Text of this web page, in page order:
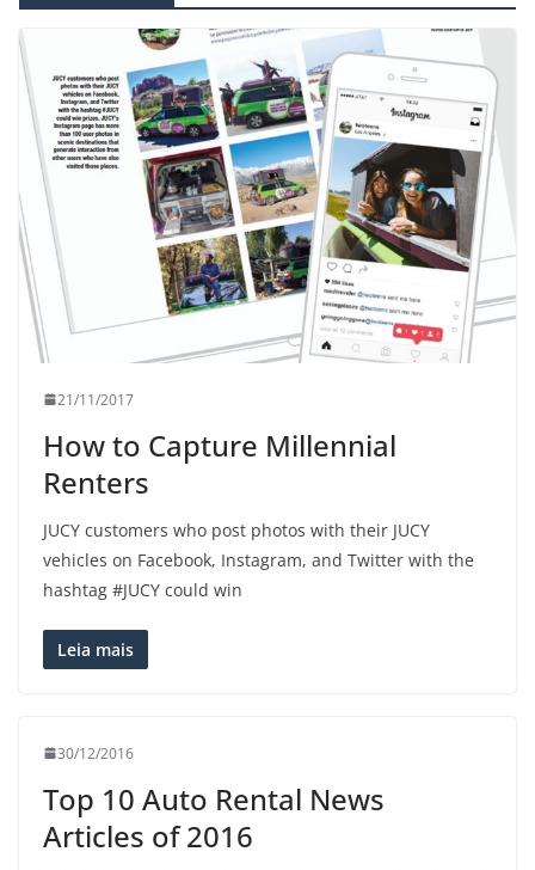
21/11/2017
How to Capture Millennial
Renters
JUCY customers who post photos with their JUCY
vehicles on Facebook, Instagram, and Twitter with the
hashtag #JUCY could win
Leia mais
30/12/2016
Top 10 Auto Rental News
Articles of 2016